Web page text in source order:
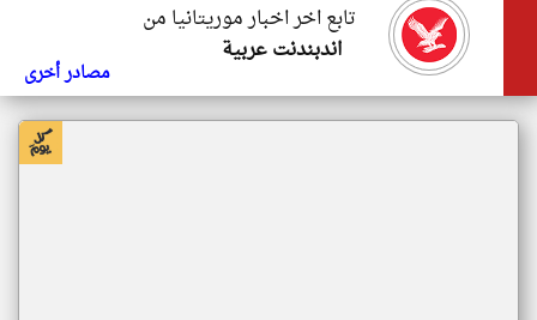
تابع اخر اخبار موريتانيا من
اندبندنت عربية
مصادر أخرى